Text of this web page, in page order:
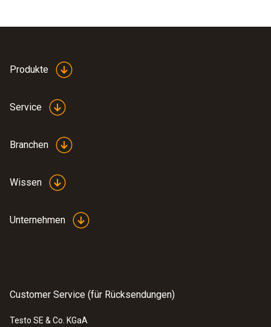
Produkte
Service
Branchen
Wissen
Unternehmen
Customer Service (für Rücksendungen)
Testo SE & Co. KGaA